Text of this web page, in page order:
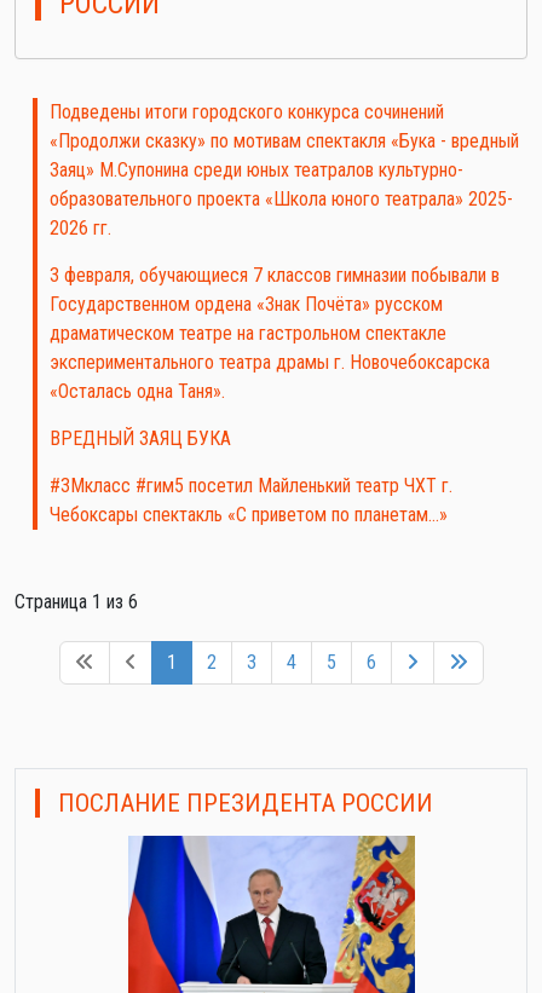
Подведены итоги городского конкурса сочинений
«Продолжи сказку» по мотивам спектакля «Бука - вредный
Заяц» М.Супонина среди юных театралов культурно-
образовательного проекта «Школа юного театрала» 2025-
2026 гг.
3 февраля, обучающиеся 7 классов гимназии побывали в
Государственном ордена «Знак Почёта» русском
драматическом театре на гастрольном спектакле
экспериментального театра драмы г. Новочебоксарска
«Осталась одна Таня».
ВРЕДНЫЙ ЗАЯЦ БУКА
#3Мкласс #гим5 посетил Майленький театр ЧХТ г.
Чебоксары спектакль «С приветом по планетам…»
Страница 1 из 6
1 2 3 4 5 6
ПОСЛАНИЕ ПРЕЗИДЕНТА РОССИИ